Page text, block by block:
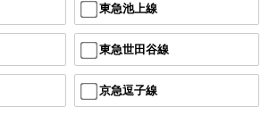
東急池上線
東急世田谷線
京急逗子線